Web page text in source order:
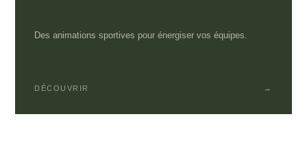
Des animations sportives pour énergiser vos équipes.
DÉCOUVRIR →